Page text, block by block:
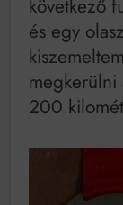
következő
és egy
megkerülni
200